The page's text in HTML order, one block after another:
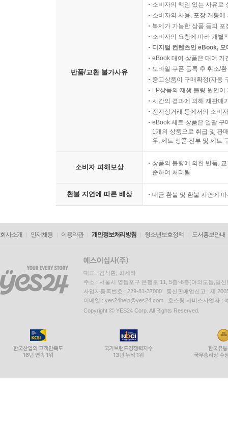
반품/교환 불가사유
소비자의 책임 있는 사유로
소비자의 사용, 포장 개봉
복제가 가능한 상품 등의
소비자의 요청에 따라 개별
디지털 컨텐츠인 eBook,
eBook 대여 상품은 대여 기
모바일 쿠폰 등록 후 취소/
중고상품이 구매확정(자동
LP상품의 재생 불량 원인
시간의 경과에 의해 재판매
전자상거래 등에서의 소비
eBook 세트 상품은 일괄 구
1개의 상품으로 취급 및 판
우, 세트 상품 전부 및 세트
소비자 피해보상
상품의 불량에 의한 반품,
준하여 처리됨
환불 지연에 따른 배상 대금 환불 및 환불 지연에
회사소개 인재채용 이용약관 개인정보처리방침 청소년보호정책 도서홍보안내
대표 : 김석환, 최세라
주소 : 서울시 영등포구 은행로 11, 5층~6층(여의도동,일신
사업자등록번호 : 229-81-37000 통신판매업신고 : 제
이메일 : yes24help@yes24.com 호스팅 서비스사업자 :
Copyright ⓒ YES24 Corp. All Rights Reserved.